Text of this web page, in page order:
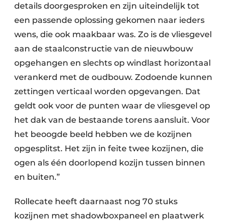
details doorgesproken en zijn uiteindelijk tot
een passende oplossing gekomen naar ieders
wens, die ook maakbaar was. Zo is de vliesgevel
aan de staalconstructie van de nieuwbouw
opgehangen en slechts op windlast horizontaal
verankerd met de oudbouw. Zodoende kunnen
zettingen verticaal worden opgevangen. Dat
geldt ook voor de punten waar de vliesgevel op
het dak van de bestaande torens aansluit. Voor
het beoogde beeld hebben we de kozijnen
opgesplitst. Het zijn in feite twee kozijnen, die
ogen als één doorlopend kozijn tussen binnen
en buiten.”
Rollecate heeft daarnaast nog 70 stuks
kozijnen met shadowboxpaneel en plaatwerk